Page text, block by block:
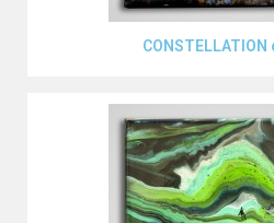
Aperçu
CONSTELLATION